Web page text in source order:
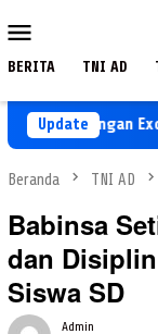
ke
Mobile
BERITA TNI AD
Update
Dukungan
Beranda TNI AD
Babinsa
dan
Siswa SD
Admin